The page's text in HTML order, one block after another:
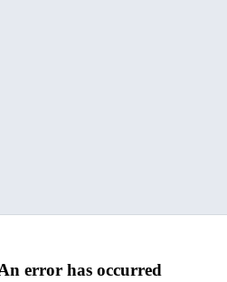
error has occurred